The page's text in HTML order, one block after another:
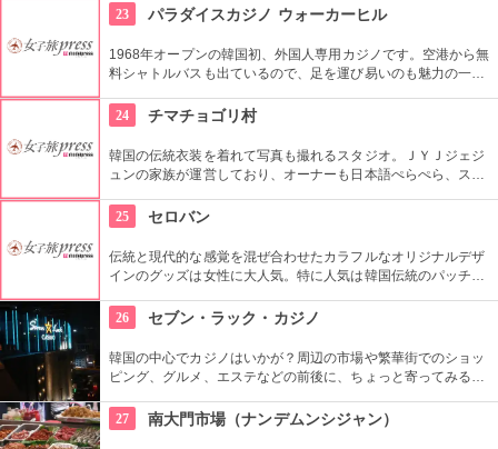
ダーメイドも可能で、欲しいデザインや素材を相談しながら決
められます。
23 パラダイスカジノ ウォーカーヒル
1968年オープンの韓国初、外国人専用カジノです。空港から無
料シャトルバスも出ているので、足を運び易いのも魅力の一
帰るのもいいですね。
24 チマチョゴリ村
韓国の伝統衣装を着れて写真も撮れるスタジオ。ＪＹＪジェジ
ュンの家族が運営しており、オーナーも日本語ぺらぺら、スタ
男性や小さな子供用の衣装も沢山あり、カップル写真に家族写
真、友達同士の記念にもってこい。
25 セロバン
伝統と現代的な感覚を混ぜ合わせたカラフルなオリジナルデザ
インのグッズは女性に大人気。特に人気は韓国伝統のパッチワ
できて、日本への発送もしてくれます。姉妹オーナーは日本へ
の留学経験があるので、日本語もばっちり。
26 セブン・ラック・カジノ
韓国の中心でカジノはいかが？周辺の市場や繁華街でのショッ
ピング、グルメ、エステなどの前後に、ちょっと寄ってみる？
る。外国人専用 CASINO 無料シャトルバスもあり、便利。
27 南大門市場（ナンデムンシジャン）